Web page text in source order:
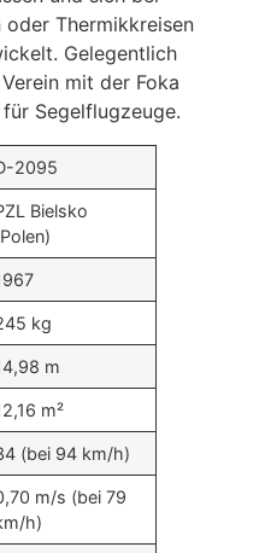
Thermikkreisen
Gelegentlich
mit der Foka
Segelflugzeuge.
2095
Bielsko
kg
m
m²
(bei 94 km/h)
m/s (bei 79
h)